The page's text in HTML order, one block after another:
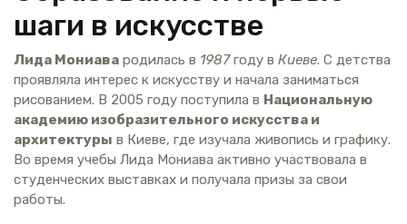
шаги в искусстве
Лида Мониава родилась в 1987году в Киеве. С детства
проявляла интерес к искусству и начала заниматься
рисованием. В 2005 году поступила в Национальную
академию изобразительного искусства и
архитектуры в Киеве, где изучала живопись и графику.
Во время учебы Лида Мониава активно участвовала в
студенческих выставках и получала призы за свои
работы.